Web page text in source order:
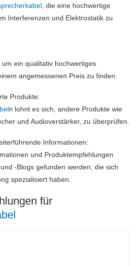
, die eine hochwertige
Interferenzen und Elektrostatik zu
ein qualitativ hochwertiges
angemessenen Preis zu finden.
Produkte:
n lohnt es sich, andere Produkte wie
und Audioverstärker, zu überprüfen.
Informationen:
und Produktempfehlungen
-Blogs gefunden werden, die sich
spezialisiert haben.
für